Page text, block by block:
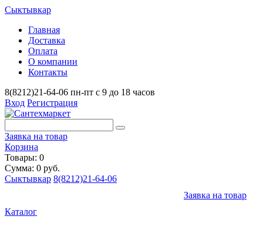
Сыктывкар
Главная
Доставка
Оплата
О компании
Контакты
8(8212)21-64-06 пн-пт с 9 до 18 часов
Вход Регистрация
Заявка на товар
Корзина
Товары: 0
Сумма: 0 руб.
Сыктывкар 8(8212)21-64-06
Заявка на товар
Каталог